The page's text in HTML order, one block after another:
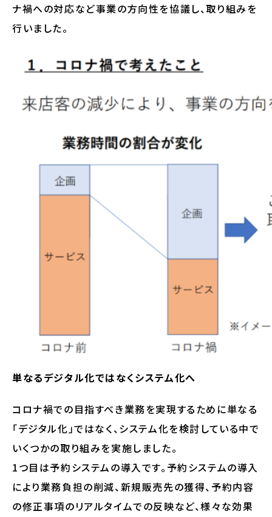
ナ禍への対応など事業の方向性を協議し、取り組みを
行いました。
単なるデジタル化ではなくシステム化へ
コロナ禍での目指すべき業務を実現するために単なる
「デジタル化」ではなく、システム化を検討している中で
いくつかの取り組みを実施しました。
1つ目は予約システムの導入です。予約システムの導入
により業務負担の削減、新規販売先の獲得、予約内容
の修正事項のリアルタイムでの反映など、様々な効果